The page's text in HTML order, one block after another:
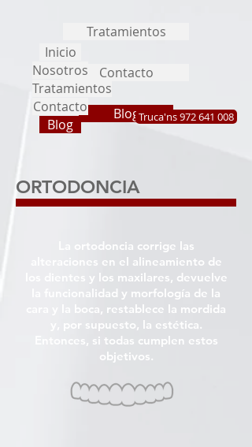
Tratamientos
Contacto
Blog
Inicio
Nosotros
Tratamientos
Contacto
Blog
Truca'ns 972 641 008
ORTODONCIA
La ortodoncia corrige las
alteraciones en el alineamiento de
los dientes y los maxilares, devuelve
la funcionalidad y morfología de la
cara y la boca, restablece la mordida
y, por supuesto, la estética.
Entonces, si todas cumplen estos
objetivos.